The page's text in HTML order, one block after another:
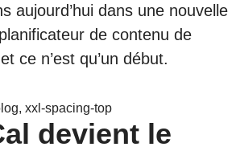
aujourd’hui dans une nouvelle
de contenu de
ce n’est qu’un début.
xxl-spacing-top
devient le